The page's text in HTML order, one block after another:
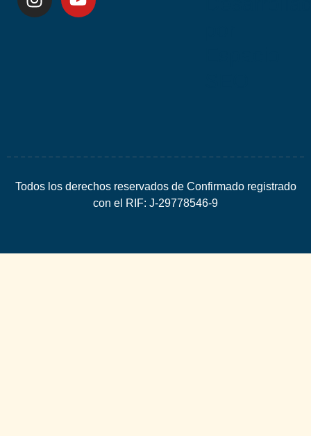
Todos los derechos reservados de Confirmado registrado
con el RIF: J-29778546-9